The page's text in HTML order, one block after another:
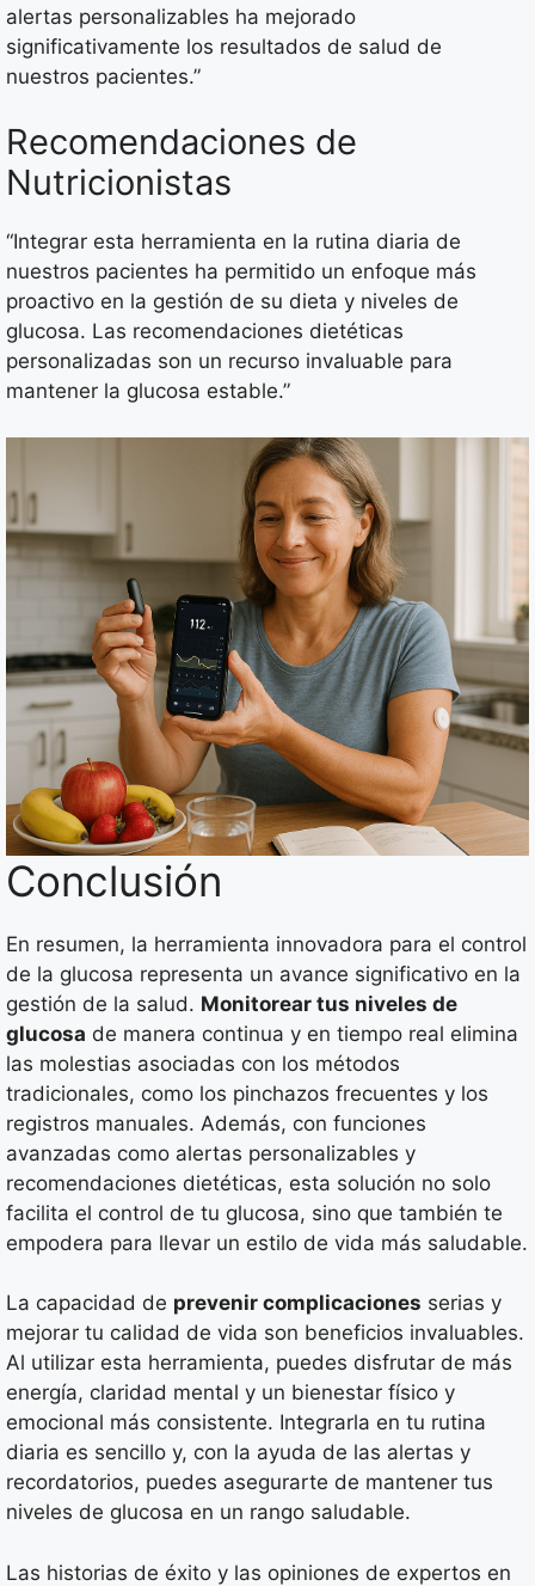
alertas personalizables ha mejorado
significativamente los resultados de salud de
nuestros pacientes.”
Recomendaciones de
Nutricionistas
“Integrar esta herramienta en la rutina diaria de
nuestros pacientes ha permitido un enfoque más
proactivo en la gestión de su dieta y niveles de
glucosa. Las recomendaciones dietéticas
personalizadas son un recurso invaluable para
mantener la glucosa estable.”
Conclusión
En resumen, la herramienta innovadora para el control
de la glucosa representa un avance significativo en la
gestión de la salud. Monitorear tus niveles de
glucosa de manera continua y en tiempo real elimina
las molestias asociadas con los métodos
tradicionales, como los pinchazos frecuentes y los
registros manuales. Además, con funciones
avanzadas como alertas personalizables y
recomendaciones dietéticas, esta solución no solo
facilita el control de tu glucosa, sino que también te
empodera para llevar un estilo de vida más saludable.
La capacidad de prevenir complicaciones serias y
mejorar tu calidad de vida son beneficios invaluables.
Al utilizar esta herramienta, puedes disfrutar de más
energía, claridad mental y un bienestar físico y
emocional más consistente. Integrarla en tu rutina
diaria es sencillo y, con la ayuda de las alertas y
recordatorios, puedes asegurarte de mantener tus
niveles de glucosa en un rango saludable.
Las historias de éxito y las opiniones de expertos en